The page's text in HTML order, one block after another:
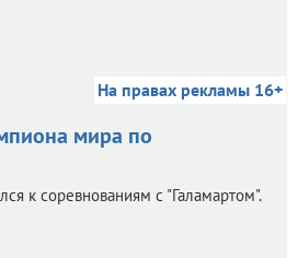
На правах рекламы 16+
мира по
к соревнованиям с "Галамартом".